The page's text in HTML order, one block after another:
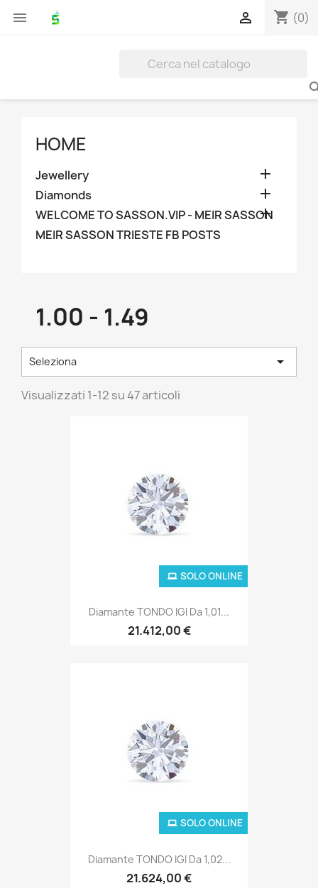
 shopping_cart (0)

HOME
Jewellery 
Diamonds 
WELCOME TO SASSON.VIP - MEIR SASSON

MEIR SASSON TRIESTE FB POSTS
1.00 - 1.49
Seleziona 
Visualizzati 1-12 su 47 articoli
Diamante TONDO IGI Da 1,01...
21.412,00 €
SOLO ONLINE
Diamante TONDO IGI Da 1,02...
21.624,00 €
SOLO ONLINE